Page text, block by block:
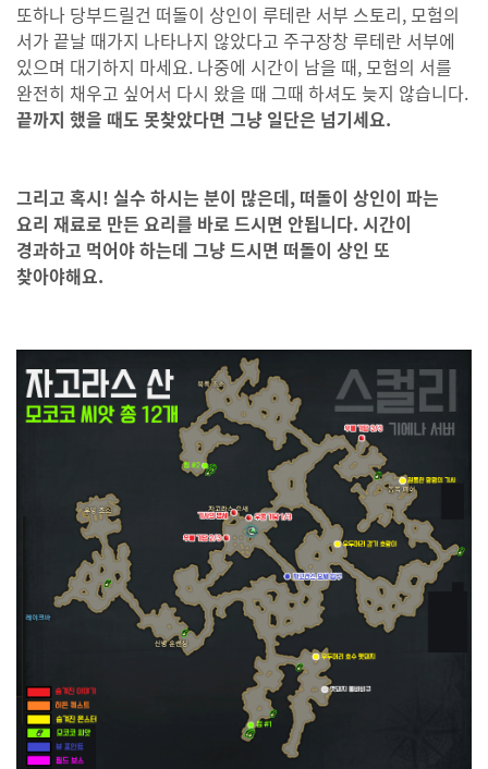
또하나 당부드릴건 떠돌이 상인이 루테란 서부 스토리, 모험의
서가 끝날 때가지 나타나지 않았다고 주구장창 루테란 서부에
있으며 대기하지 마세요. 나중에 시간이 남을 때, 모험의 서를
완전히 채우고 싶어서 다시 왔을 때 그때 하셔도 늦지 않습니다.
끝까지 했을 때도 못찾았다면 그냥 일단은 넘기세요.
그리고 혹시! 실수 하시는 분이 많은데, 떠돌이 상인이 파는
요리 재료로 만든 요리를 바로 드시면 안됩니다. 시간이
경과하고 먹어야 하는데 그냥 드시면 떠돌이 상인 또
찾아야해요.